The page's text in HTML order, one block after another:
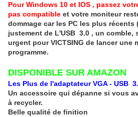
Pour Windows 10 et IOS , passez
pas compatible et votre moniteur
dommage car les PC les plus
justement de L'USB 3.0 , un comble,
urgent pour VICTSING de lancer une
programme.
DISPONIBLE SUR AMAZON
Les Plus de l'adaptateur VGA - USB
Un accessoire qui dépanne si vous
à recycler.
Belle qualité de finition